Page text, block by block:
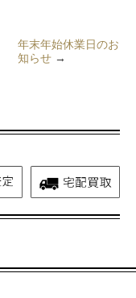
年末年始休業日のお
知らせ →